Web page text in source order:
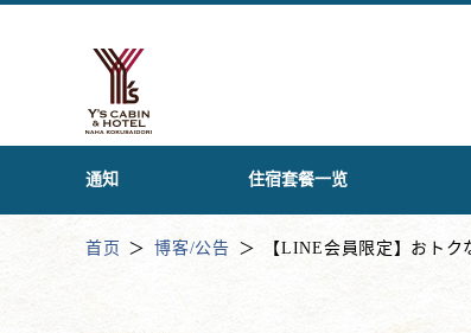
通知 住宿套餐一览
首页 博客/公告 【LINE会員限定】おトク